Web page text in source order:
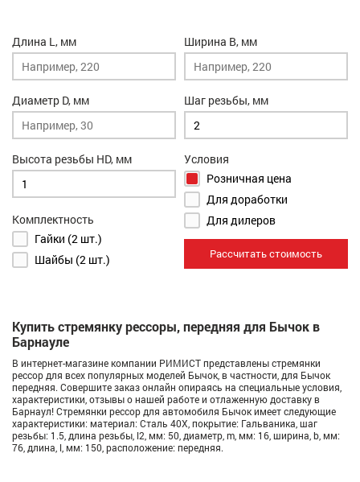
Длина L, мм
Диаметр D, мм
Ширина B, мм
Шаг резьбы, мм
Высота резьбы HD, мм
Комплектность
Гайки (2 шт.)
Шайбы (2 шт.)
Условия
Розничная цена
Для доработки
Для дилеров
Рассчитать стоимость
Купить стремянку рессоры, передняя для Бычок в
Барнауле
В интернет-магазине компании РИМИСТ представлены стремянки
рессор для всех популярных моделей Бычок, в частности, для Бычок
передняя. Совершите заказ онлайн опираясь на специальные условия,
характеристики, отзывы о нашей работе и отлаженную доставку в
Барнаул! Стремянки рессор для автомобиля Бычок имеет следующие
характеристики: материал: Сталь 40Х, покрытие: Гальваника, шаг
резьбы: 1.5, длина резьбы, l2, мм: 50, диаметр, m, мм: 16, ширина, b, мм:
76, длина, l, мм: 150, расположение: передняя.